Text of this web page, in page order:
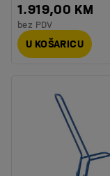
1.919,00 KM
bez PDV
U KOŠARICU